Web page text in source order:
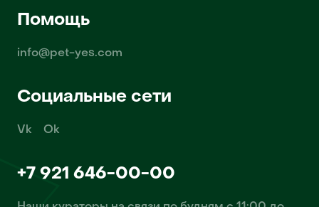
Помощь
info@pet-yes.com
Социальные сети
Vk Ok
+7 921 646-00-00